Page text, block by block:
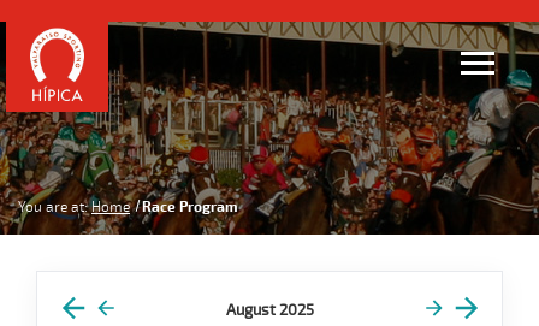
You are at: Home Race Program
August 2025